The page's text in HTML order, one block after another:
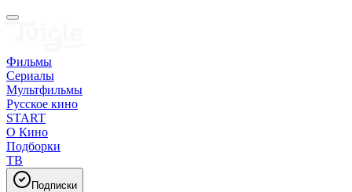
Фильмы
Сериалы
Мультфильмы
Русское кино
START
О Кино
Подборки
ТВ
Подписки